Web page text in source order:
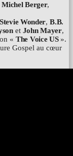
Michel Berger,
Stevie Wonder,B.B.
et John Mayer,
« The Voice US».
Gospel au cœur